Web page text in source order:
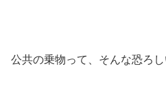
公共の乗物って、そんな恐ろ